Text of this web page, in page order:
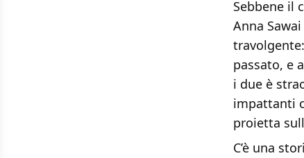
Sebbene il
Anna
passato, e
i due è
impattanti
proietta
C’è una